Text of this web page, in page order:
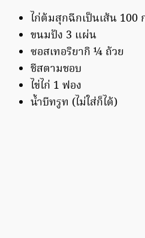
ไก่ต้มสุกฉีกเป็นเส้น 100
ขนมปัง 3 แผ่น
ซอสเทอริยากิ ¼ ถ้วย
ชีสตามชอบ
ไข่ไก่ 1 ฟอง
น้ำบีทรูท (ไม่ใส่ก็ได้)